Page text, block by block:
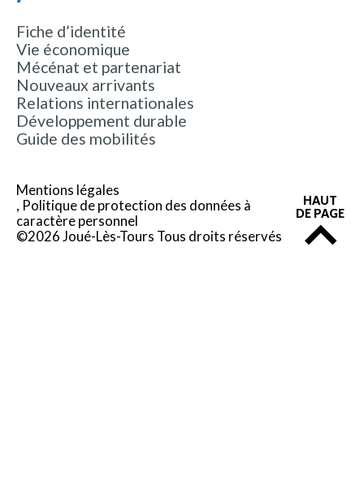
Fiche d’identité
Vie économique
Mécénat et partenariat
Nouveaux arrivants
Relations internationales
Développement durable
Guide des mobilités
Mentions légales
Politique de protection des données à
caractère personnel
©2026 Joué-Lès-Tours Tous droits réservés
HAUT
DE PAGE